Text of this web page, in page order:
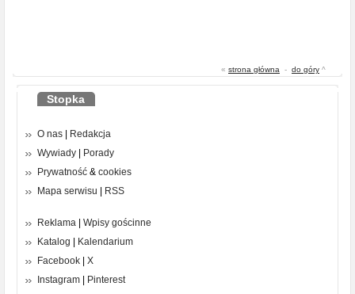
« strona główna - do góry ^
Stopka
O nas
Redakcja
Wywiady
Porady
Prywatność & cookies
Mapa serwisu
RSS
Reklama
Wpisy gościnne
Katalog
Kalendarium
Facebook
X
Instagram
Pinterest